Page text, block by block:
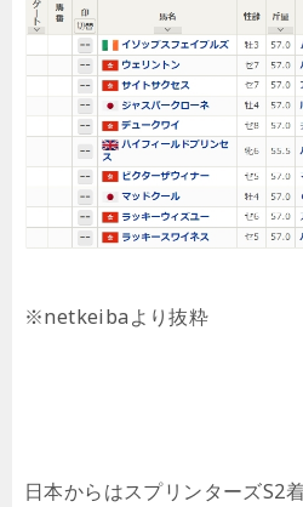
※netkeibaより抜粋
日本からはスプリンターズS2